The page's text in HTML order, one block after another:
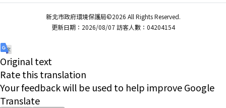
新北市政府環境保護局©2026 All Rights Reserved.
更新日期：2026/08/07 訪客人數：04204154
Original text
Rate this translation
Your feedback will be used to help improve Google
Translate